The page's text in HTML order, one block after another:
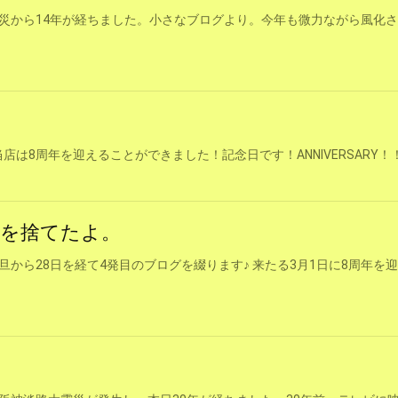
から14年が経ちました。小さなブログより。今年も微力ながら風化
は8周年を迎えることができました！記念日です！ANNIVERSARY！
捨てたよ。
から28日を経て4発目のブログを綴ります♪ 来たる3月1日に8周年を